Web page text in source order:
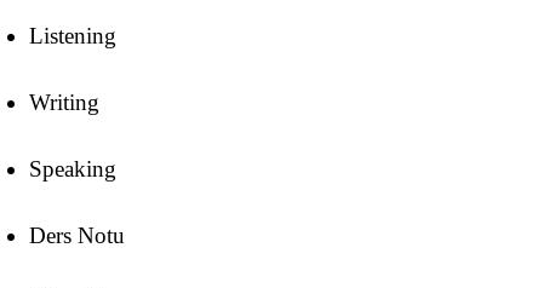
Listening
Writing
Speaking
Ders Notu